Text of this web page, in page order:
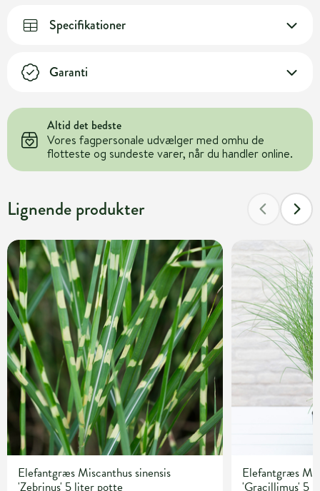
Specifikationer
Garanti
Altid det bedste
Vores fagpersonale udvælger med omhu de
flotteste og sundeste varer, når du handler online.
Lignende produkter
Elefantgræs Miscanthus sinensis
'Zebrinus' 5 liter potte
Elefantgræs
'Gracillimus' 5